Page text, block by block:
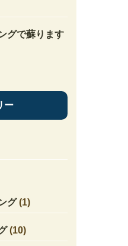
グで蘇ります
ー
グ(1)
(10)